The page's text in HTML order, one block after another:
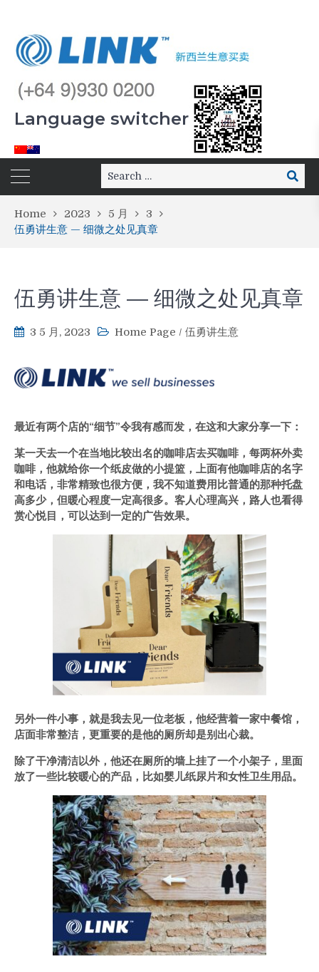
Language switcher
Home 2023 5 月
3
伍勇讲生意 — 细微之处见真章
伍勇讲生意 — 细微之处见真章
3 5 月, 2023 Home Page / 伍勇讲生意
最近有两个店的“细节”令我有感而发，在这和大家分享一下：
某一天去一个在当地比较出名的咖啡店去买咖啡，每两杯外卖
咖啡，他就给你一个纸皮做的小提篮，上面有他咖啡店的名字
和电话，非常精致也很方便，我不知道费用比普通的那种托盘
高多少，但暖心程度一定高很多。客人心理高兴，路人也看得
赏心悦目，可以达到一定的广告效果。
另外一件小事，就是我去见一位老板，他经营着一家中餐馆，
店面非常整洁，更重要的是他的厕所却是别出心裁。
除了干净清洁以外，他还在厕所的墙上挂了一个小架子，里面
放了一些比较暖心的产品，比如婴儿纸尿片和女性卫生用品。